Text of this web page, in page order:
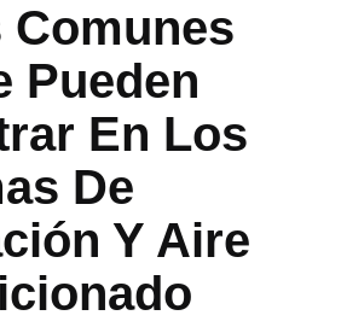
Comunes
Pueden
En Los
De
Y Aire